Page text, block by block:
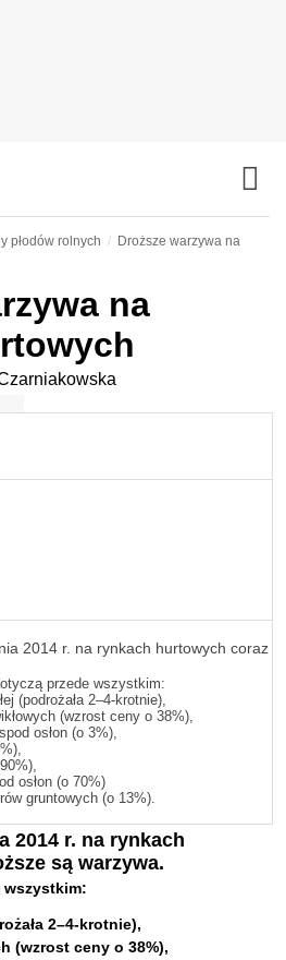
płodów rolnych
Droższe warzywa na
na
2014 r. na rynkach hurtowych coraz
przede wszystkim:
(podrożała 2–4-krotnie),
(wzrost ceny o 38%),
osłon (o 3%),
osłon (o 70%)
gruntowych (o 13%).
2014 r. na rynkach
są warzywa.
wszystkim:
2–4-krotnie),
(wzrost ceny o 38%),